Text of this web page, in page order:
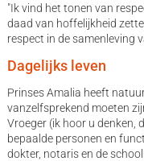
"Ik vind het tonen van
daad van hoffelijkheid
respect in de samenleving
Dagelijks leven
Prinses Amalia heeft
vanzelfsprekend moeten
Vroeger (ik hoor u denken,
bepaalde personen en
dokter, notaris en de